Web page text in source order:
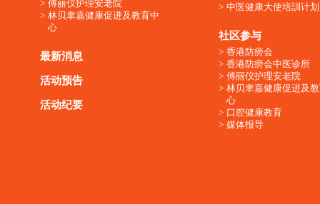
傅丽仪护理安老院
林贝聿嘉健康促进及教育中
心
最新消息
活动预告
活动纪要
中医健康大使培訓计划
社区参与
香港防痨会
香港防痨会中医诊所
傅丽仪护理安老院
林贝聿嘉健康促进及
心
口腔健康教育
媒体报导